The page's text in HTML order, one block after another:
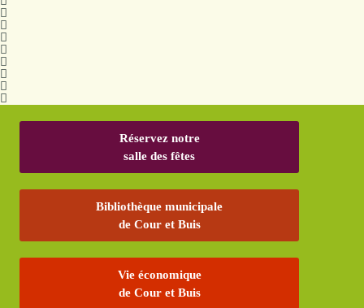
Réservez notre
salle des fêtes
Bibliothèque municipale
de Cour et Buis
Vie économique
de Cour et Buis